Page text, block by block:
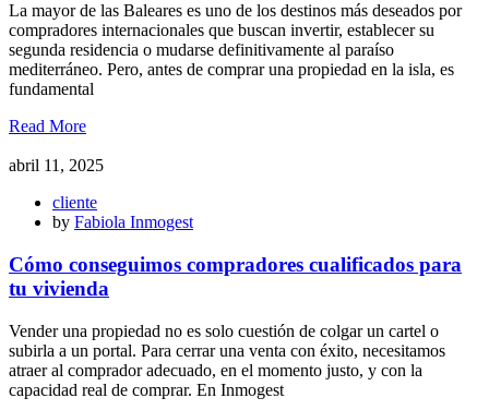
La mayor de las Baleares es uno de los destinos más deseados por
compradores internacionales que buscan invertir, establecer su
segunda residencia o mudarse definitivamente al paraíso
mediterráneo. Pero, antes de comprar una propiedad en la isla, es
fundamental
Read More
abril 11, 2025
cliente
by Fabiola Inmogest
Cómo conseguimos compradores cualificados para
tu vivienda
Vender una propiedad no es solo cuestión de colgar un cartel o
subirla a un portal. Para cerrar una venta con éxito, necesitamos
atraer al comprador adecuado, en el momento justo, y con la
capacidad real de comprar. En Inmogest